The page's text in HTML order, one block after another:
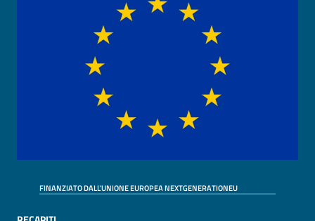
FINANZIATO DALL'UNIONE EUROPEA NEXTGENERATIONEU